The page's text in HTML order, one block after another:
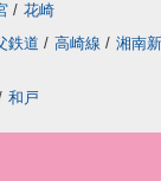
/ 花崎
鉄道 / 高崎線 / 湘南
和戸